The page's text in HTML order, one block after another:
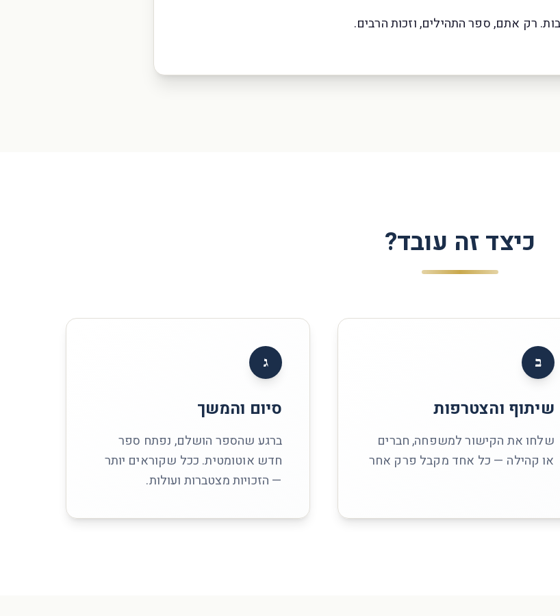
רק אתם, ספר התהילים, וזכות הרבים.
כיצד זה עובד?
ב
שיתוף והצטרפות
שלחו את הקישור למשפחה, חברים
או קהילה — כל אחד מקבל פרק אחר
ג
סיום והמשך
ברגע שהספר הושלם, נפתח ספר
חדש אוטומטית. ככל שקוראים יותר
— הזכויות מצטברות ועולות.